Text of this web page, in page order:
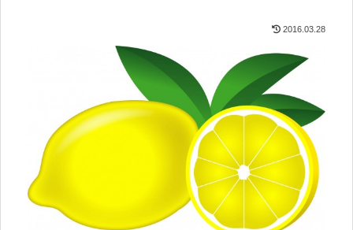
2016.03.28